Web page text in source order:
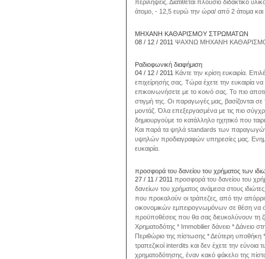
περιλήψεις. Διατίθεται πλούσιο διδακτικό
άτομο, - 12,5 ευρώ την ώρα/ από 2 άτομα
ΜΗΧΑΝΗ ΚΑΘΑΡΙΣΜΟΥ ΣΤΡΩΜΑΤΩΝ
08 / 12 / 2011 ΨΑΧΝΩ ΜΗΧΑΝΗ
Ραδιοφωνική διαφήμιση
04 / 12 / 2011 Κάντε την κρίση ευκαιρία.
επιχείρησής σας. Τώρα έχετε την ευκαιρία
επικοινωνήσετε με το κοινό σας. Το πιο
στιγμή της. Οι παραγωγές μας, βασίζονται
μοντάζ. Όλα επεξεργασμένα με τις πιο
δημιουργούμε το κατάλληλο ηχητικό που
Και παρά τα ψηλά standards των παραγωγών
υψηλών προδιαγραφών υπηρεσίες μας.
ευκαιρία.
προσφορά του δανείου του χρήματος των
27 / 11 / 2011 προσφορά του δανείου του
δανείων του χρήματος ανάμεσα στους ιδιώτες
που προκαλούν οι τράπεζες, από την
οικονομικών εμπειρογνωμόνων σε θέση να
προϋποθέσεις που θα σας διευκολύνουν τη
Χρηματοδότης * Immobilier δάνειο * Δάνειο
Περιθώριο της πίστωσης * Δεύτερη
τραπεζικοί interdits και δεν έχετε την
χρηματοδότησης, έναν κακό φάκελο της